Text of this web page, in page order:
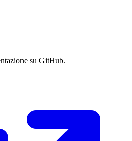
su GitHub.